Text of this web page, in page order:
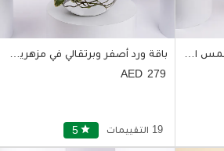
باقة ورد من زهور عباد الشمس الصفراء الساحرة
باقة ورد أصفر وبرتقالي في مزهرية زجاجية أنيقة
279
5 star 19 التقييمات